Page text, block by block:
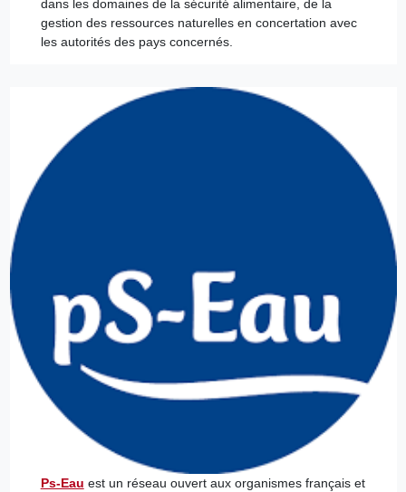
dans les domaines de la sécurité alimentaire, de la
gestion des ressources naturelles en concertation avec
les autorités des pays concernés.
Ps-Eau est un réseau ouvert aux organismes français et